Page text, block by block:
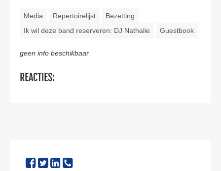
Media Repertoirelijst
Bezetting
Ik wil deze band reserveren: DJ Nathalie
Guestbook
geen info beschikbaar
REACTIES: